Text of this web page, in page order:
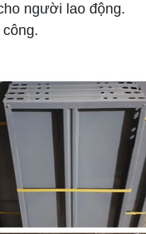
người lao động.